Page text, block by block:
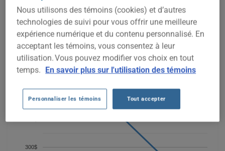
Pour trouver la meilleur assurance pour votre véhicule KIA RIO
2003, il est plus important que jamais de comparer les options
disponibles.
300$
Nous utilisons des témoins (cookies) et d’autres
technologies de suivi pour vous offrir une meilleure
expérience numérique et du contenu personnalisé. En
acceptant les témoins, vous consentez à leur
utilisation. Vous pouvez modifier vos choix en tout
temps. En savoir plus sur l'utilisation des témoins
Personnaliser les témoins Tout accepter